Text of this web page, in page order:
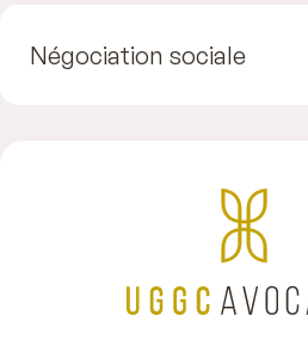
Négociation sociale